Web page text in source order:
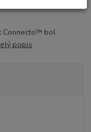
Connecto™ bol
popis